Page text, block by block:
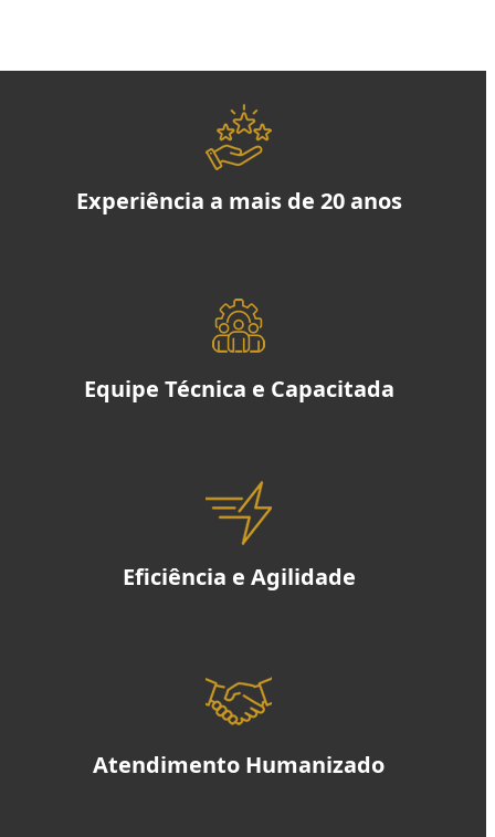
Experiência a mais de 20 anos
Equipe Técnica e Capacitada
Eficiência e Agilidade
Atendimento Humanizado